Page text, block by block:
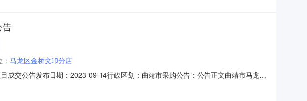
告
马龙区金桥文印分店
成交公告发布日期：2023-09-14行政区划：曲靖市采购公告：公告正文曲靖市马龙区
项目联系人:杨春元项目联系电话:13732793218采购计划信息